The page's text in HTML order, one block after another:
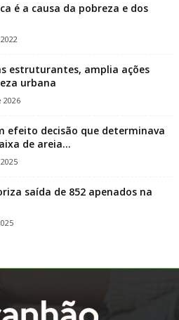
é a causa da pobreza e dos
estruturantes, amplia ações
urbana
2026
efeito decisão que determinava
de areia...
saída de 852 apenados na